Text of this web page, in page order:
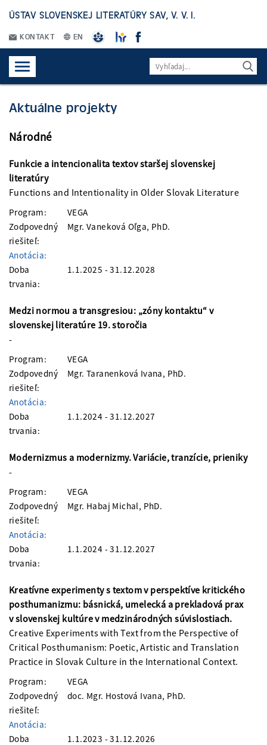
ÚSTAV SLOVENSKEJ LITERATÚRY SAV, V. V. I.
KONTAKT EN
Aktuálne projekty
Národné
Funkcie a intencionalita textov staršej slovenskej
literatúry
Functions and Intentionality in Older Slovak Literature
Program:
VEGA
Zodpovedný
riešiteľ:
Mgr. Vaneková Oľga, PhD.
Anotácia:
Doba
trvania:
1.1.2025 - 31.12.2028
Medzi normou a transgresiou: „zóny kontaktu“ v
slovenskej literatúre 19. storočia
-
Program:
VEGA
Zodpovedný
riešiteľ:
Mgr. Taranenková Ivana, PhD.
Anotácia:
Doba
trvania:
1.1.2024 - 31.12.2027
Modernizmus a modernizmy. Variácie, tranzície, prieniky
-
Program:
VEGA
Zodpovedný
riešiteľ:
Mgr. Habaj Michal, PhD.
Anotácia:
Doba
trvania:
1.1.2024 - 31.12.2027
Kreatívne experimenty s textom v perspektíve kritického
posthumanizmu: básnická, umelecká a prekladová prax
v slovenskej kultúre v medzinárodných súvislostiach.
Creative Experiments with Text from the Perspective of
Critical Posthumanism: Poetic, Artistic and Translation
Practice in Slovak Culture in the International Context.
Program:
VEGA
Zodpovedný
riešiteľ:
doc. Mgr. Hostová Ivana, PhD.
Anotácia:
Doba
1.1.2023 - 31.12.2026